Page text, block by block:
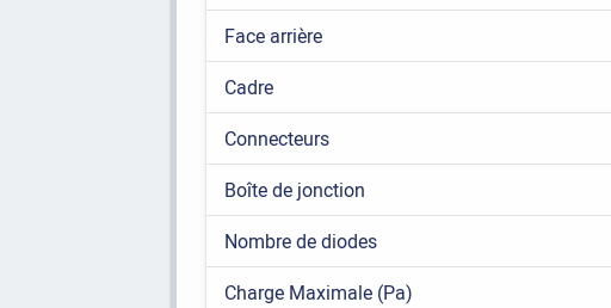
Face arrière
Cadre
Connecteurs
Boîte de jonction
Nombre de diodes
Charge Maximale (Pa)